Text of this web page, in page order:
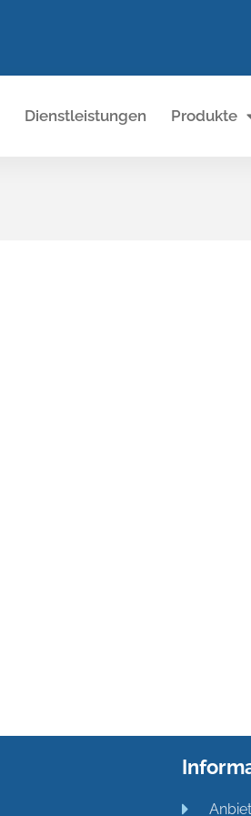
Dienstleistungen Produkte